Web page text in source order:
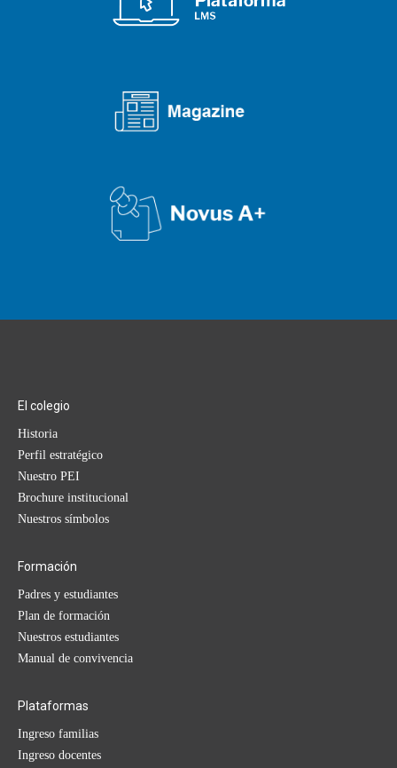
El colegio
Historia
Perfil estratégico
Nuestro PEI
Brochure institucional
Nuestros símbolos
Formación
Padres y estudiantes
Plan de formación
Nuestros estudiantes
Manual de convivencia
Plataformas
Ingreso familias
Ingreso docentes